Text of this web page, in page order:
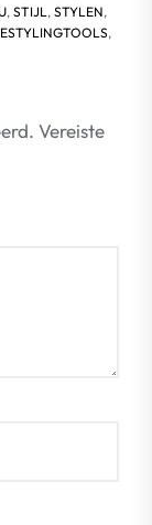
, STIJL , STYLEN,
,
Vereiste